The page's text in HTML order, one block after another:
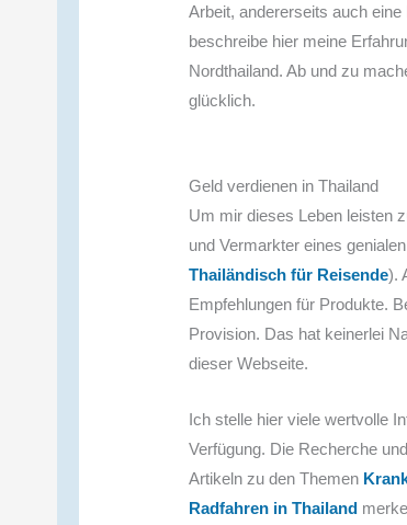
Arbeit, andererseits auch
beschreibe hier meine
Nordthailand. Ab und zu
glücklich.
Geld verdienen in Thailand
Um mir dieses Leben leisten
und Vermarkter eines
Thailändisch für Reisende).
Empfehlungen für Produkte.
Provision. Das hat keinerlei
dieser Webseite.
Ich stelle hier viele wertvolle
Verfügung. Die Recherche
Artikeln zu den Themen
Radfahren in Thailand